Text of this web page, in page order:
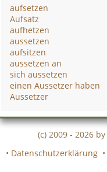
aufsetzen
Aufsatz
aufhetzen
aussetzen
aufsitzen
aussetzen an
sich aussetzen
einen Aussetzer haben
Aussetzer
(c) 2009 - 2026 by
• Datenschutzerklärung •